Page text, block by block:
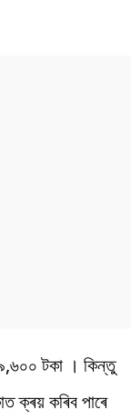
টকা । কিন্তু
ক্ৰয় কৰিব পাৰে